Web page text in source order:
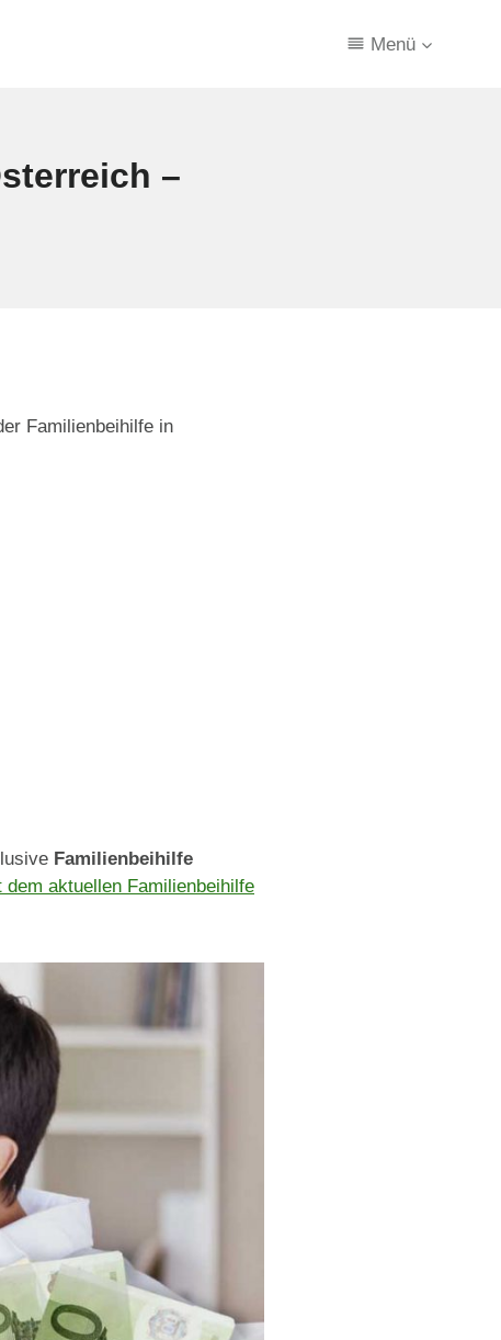
Menü
–
Familienbeihilfe in
Familienbeihilfe
dem aktuellen Familienbeihilfe